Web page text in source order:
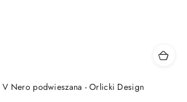
V Nero podwieszana - Orlicki Design